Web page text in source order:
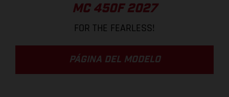
MC 450F 2027
FOR THE FEARLESS!
PÁGINA DEL MODELO